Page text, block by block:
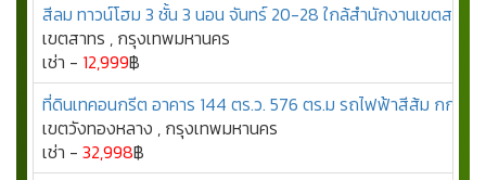
สีลม ทาวน์โฮม 3 ชั้น 3 นอน จันทร์ 20-28 ใกล้สำนักงานเขตสาทร
เขตสาทร , กรุงเทพมหานคร
เช่า - 12,999฿
ที่ดินเทคอนกรีต อาคาร 144 ตร.ว. 576 ตร.ม รถไฟฟ้าสีส้ม กกท.
เขตวังทองหลาง , กรุงเทพมหานคร
เช่า - 32,998฿